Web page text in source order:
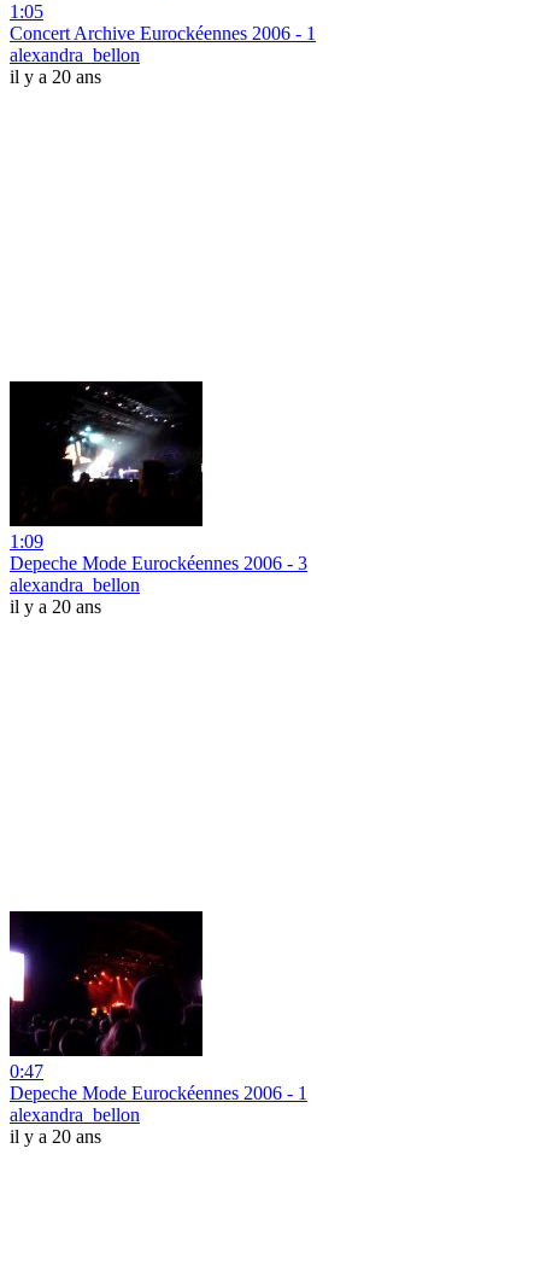
1:05
Concert Archive Eurockéennes 2006 - 1
alexandra_bellon
il y a 20 ans
1:09
Depeche Mode Eurockéennes 2006 - 3
alexandra_bellon
il y a 20 ans
0:47
Depeche Mode Eurockéennes 2006 - 1
alexandra_bellon
il y a 20 ans